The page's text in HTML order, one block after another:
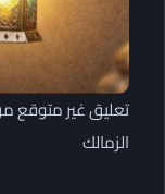
تعليق غير متوقع
الزمالك